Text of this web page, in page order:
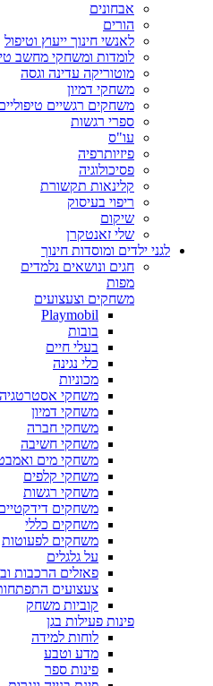
אבחונים
הורים
לאנשי חינוך ייעוץ וטיפול
לומדות ומשחקי מחשב
מוטוריקה עדינה וגסה
משחקי דמיון
משחקים רגשיים
ספרי רגשות
עו"ס
פיזיותרפיה
פסיכולוגיה
קלינאות תקשורת
ריפוי בעיסוק
שיקום
שלי זאנטקרן
לגני ילדים ומוסדות חינוך
חגים ונושאים נלמדים
מפות
משחקים וצעצועים
Playmobil
בובות
בעלי חיים
כלי נגינה
מכוניות
משחקי אסטרטגיה
משחקי דמיון
משחקי חברה
משחקי חשיבה
משחקי מים
משחקי קלפים
משחקי רגשות
משחקים
משחקים כללי
משחקים לפעוטות
על גלגלים
פאזלים הרכבות
צעצועים
קוביות משחק
פינות פעילות בגן
לוחות למידה
מדע וטבע
פינות ספר